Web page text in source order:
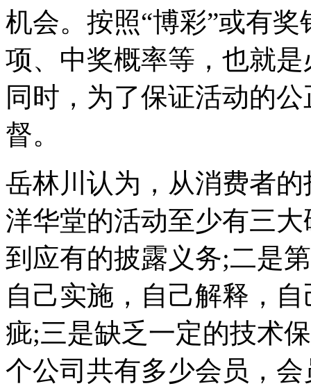
机会。按照“博彩”或有
项、中奖概率等，也就
同时，为了保证活动的
督。
岳林川认为，从消费者
洋华堂的活动至少有三
到应有的披露义务;二是
自己实施，自己解释，
疵;三是缺乏一定的技术
个公司共有多少会员，